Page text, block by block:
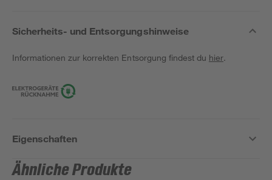
Sicherheits- und Entsorgungshinweise
Informationen zur korrekten Entsorgung findest du hier.
Eigenschaften
Ähnliche Produkte